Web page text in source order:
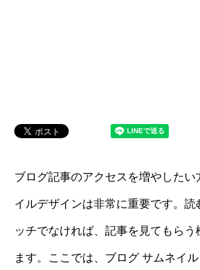
ブログ記事のアクセスを増やしたい
イルデザインは非常に重要です。読
ッチでなければ、記事を見てもら
ます。ここでは、ブログ サムネイ